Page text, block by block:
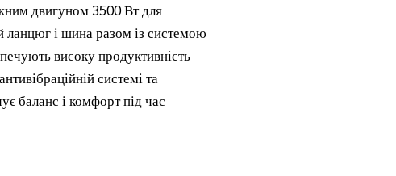
двигуном 3500 Вт для
ланцюг і шина разом із системою
високу продуктивність
системі та
баланс і комфорт під час